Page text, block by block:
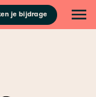
je bijdrage